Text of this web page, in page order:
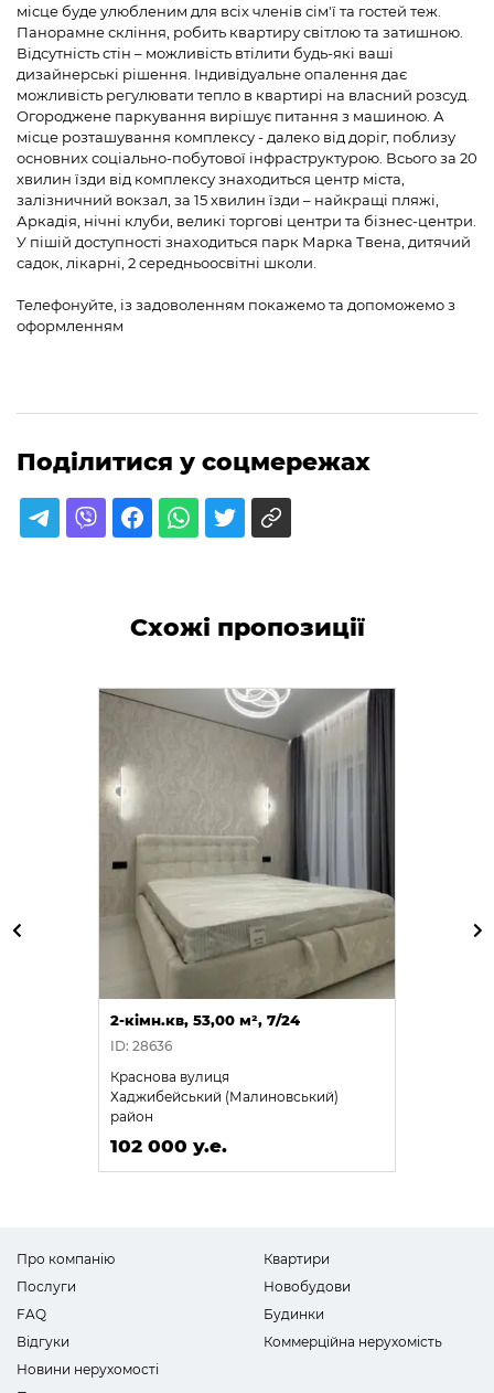
місце буде улюбленим для всіх членів сім'ї та гостей теж.
Панорамне скління, робить квартиру світлою та затишною.
Відсутність стін – можливість втілити будь-які ваші
дизайнерські рішення. Індивідуальне опалення дає
можливість регулювати тепло в квартирі на власний розсуд.
Огороджене паркування вирішує питання з машиною. А
місце розташування комплексу - далеко від доріг, поблизу
основних соціально-побутової інфраструктурою. Всього за 20
хвилин їзди від комплексу знаходиться центр міста,
залізничний вокзал, за 15 хвилин їзди – найкращі пляжі,
Аркадія, нічні клуби, великі торгові центри та бізнес-центри.
У пішій доступності знаходиться парк Марка Твена, дитячий
садок, лікарні, 2 середньоосвітні школи.
Телефонуйте, із задоволенням покажемо та допоможемо з
оформленням
Поділитися у соцмережах
Схожі пропозиції
2-кімн.кв, 53,00 м², 7/24
ID: 28636
Краснова вулиця
Хаджибейський (Малиновський)
район
102 000 у.е.
Про компанію
Послуги
FAQ
Відгуки
Новини нерухомості
Квартири
Новобудови
Будинки
Коммерційна нерухомість